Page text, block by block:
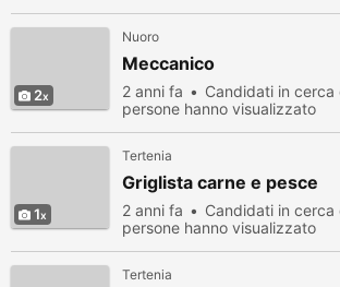
2
Nuoro
Meccanico
2 anni fa Candidati in cerca
persone hanno visualizzato
1
Tertenia
Griglista carne e pesce
2 anni fa Candidati in cerca
persone hanno visualizzato
Tertenia